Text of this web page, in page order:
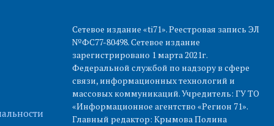
Сетевое издание «ti71». Реестровая запись ЭЛ
№ФС77-80498. Сетевое издание
зарегистрировано 1 марта 2021г.
Федеральной службой по надзору в сфере
связи, информационных технологий и
массовых коммуникаций. Учредитель: ГУ ТО
«Информационное агентство «Регион 71».
Главный редактор: Крымова Полина